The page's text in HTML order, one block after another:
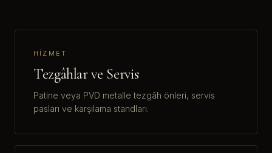
HIZMET
Tezgâhlar ve Servis
Patine veya PVD metalle tezgâh önleri, servis
pasları ve karşılama standları.